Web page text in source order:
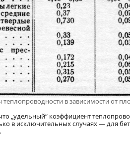
в зависимости от
„удельный“ коэффициент
в исключительных случаях — для